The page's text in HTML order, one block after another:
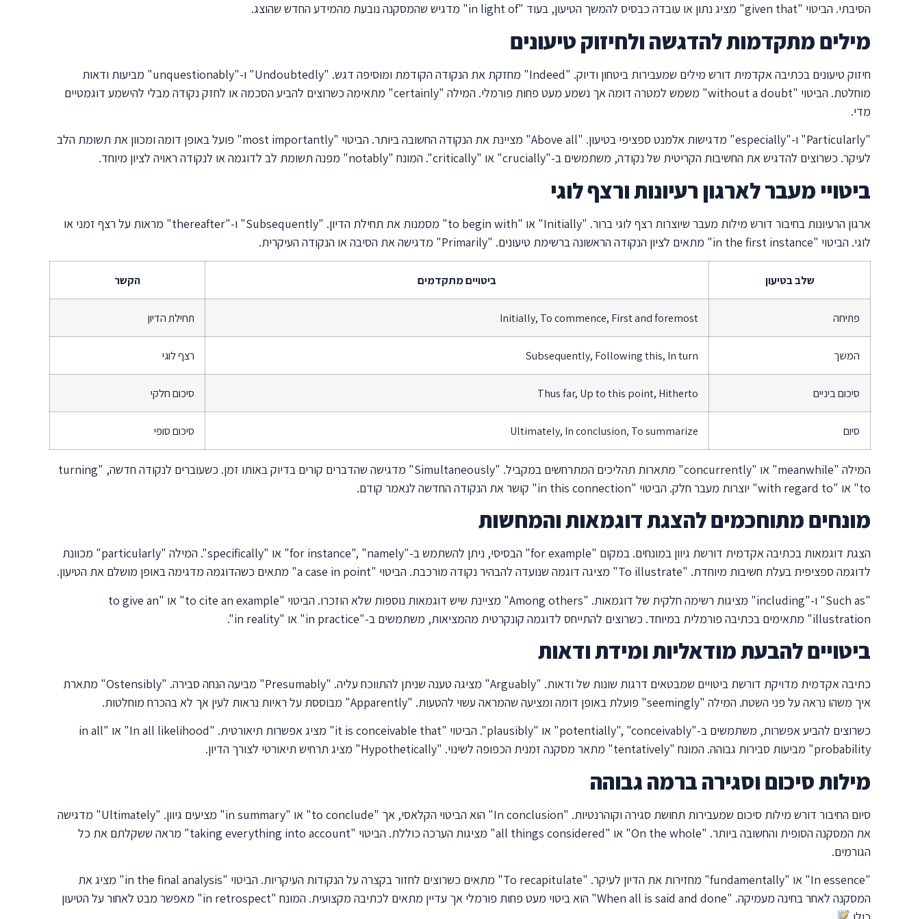
הסיבתי. הביטוי "given that" מציג נתון או עובדה כבסיס להמשך הטיעון, בעוד "in light of" מדגיש שהמסקנה נובעת מהמידע החדש שהוצג.
מילים מתקדמות להדגשה ולחיזוק טיעונים
חיזוק טיעונים בכתיבה אקדמית דורש מילים שמעבירות ביטחון ודיוק. "Indeed" מחזקת את הנקודה הקודמת ומוסיפה דגש. "Undoubtedly" ו-"unquestionably" מביעות ודאות
מוחלטת. הביטוי "without a doubt" משמש למטרה דומה אך נשמע מעט פחות פורמלי. המילה "certainly" מתאימה כשרוצים להביע הסכמה או לחזק נקודה מבלי להישמע דוגמטיים
מדי.
"Particularly" ו-"especially" מדגישות אלמנט ספציפי בטיעון. "Above all" מציינת את הנקודה החשובה ביותר. הביטוי "most importantly" פועל באופן דומה ומכוון את תשומת הלב
לעיקר. כשרוצים להדגיש את החשיבות הקריטית של נקודה, משתמשים ב-"crucially" או "critically". המונח "notably" מפנה תשומת לב לדוגמה או לנקודה ראויה לציון מיוחד.
ביטויי מעבר לארגון רעיונות ורצף לוגי
ארגון הרעיונות בחיבור דורש מילות מעבר שיוצרות רצף לוגי ברור. "Initially" או "to begin with" מסמנות את תחילת הדיון. "Subsequently" ו-"thereafter" מראות על רצף זמני או
לוגי. הביטוי "in the first instance" מתאים לציון הנקודה הראשונה ברשימת טיעונים. "Primarily" מדגישה את הסיבה או הנקודה העיקרית.
שלב בטיעון ביטויים מתקדמים הקשר
פתיחה Initially, To commence, First and foremost תחילת הדיון
המשך Subsequently, Following this, In turn רצף לוגי
סיכום ביניים Thus far, Up to this point, Hitherto סיכום חלקי
סיום Ultimately, In conclusion, To summarize סיכום סופי
המילה "meanwhile" או "concurrently" מתארות תהליכים המתרחשים במקביל. "Simultaneously" מדגישה שהדברים קורים בדיוק באותו זמן. כשעוברים לנקודה חדשה, "turning
to" או "with regard to" יוצרות מעבר חלק. הביטוי "in this connection" קושר את הנקודה החדשה לנאמר קודם.
מונחים מתוחכמים להצגת דוגמאות והמחשות
הצגת דוגמאות בכתיבה אקדמית דורשת גיוון במונחים. במקום "for example" הבסיסי, ניתן להשתמש ב-"for instance", "namely" או "specifically". המילה "particularly" מכוונת
לדוגמה ספציפית בעלת חשיבות מיוחדת. "To illustrate" מציגה דוגמה שנועדה להבהיר נקודה מורכבת. הביטוי "a case in point" מתאים כשהדוגמה מדגימה באופן מושלם את הטיעון.
"Such as" ו-"including" מציגות רשימה חלקית של דוגמאות. "Among others" מציינת שיש דוגמאות נוספות שלא הוזכרו. הביטוי "to cite an example" או "to give an
illustration" מתאימים בכתיבה פורמלית במיוחד. כשרוצים להתייחס לדוגמה קונקרטית מהמציאות, משתמשים ב-"in practice" או "in reality".
ביטויים להבעת מודאליות ומידת ודאות
כתיבה אקדמית מדויקת דורשת ביטויים שמבטאים דרגות שונות של ודאות. "Arguably" מציגה טענה שניתן להתווכח עליה. "Presumably" מביעה הנחה סבירה. "Ostensibly" מתארת
איך משהו נראה על פני השטח. המילה "seemingly" פועלת באופן דומה ומציעה שהמראה עשוי להטעות. "Apparently" מבוססת על ראיות נראות לעין אך לא בהכרח מוחלטות.
כשרוצים להביע אפשרות, משתמשים ב-"potentially", "conceivably" או "plausibly". הביטוי "it is conceivable that" מציג אפשרות תיאורטית. "In all likelihood" או "in all
probability" מביעות סבירות גבוהה. המונח "tentatively" מתאר מסקנה זמנית הכפופה לשינוי. "Hypothetically" מציג תרחיש תיאורטי לצורך הדיון.
מילות סיכום וסגירה ברמה גבוהה
סיום החיבור דורש מילות סיכום שמעבירות תחושת סגירה וקוהרנטיות. "In conclusion" הוא הביטוי הקלאסי, אך "to conclude" או "in summary" מציעים גיוון. "Ultimately" מדגישה
את המסקנה הסופית והחשובה ביותר. "On the whole" או "all things considered" מציגות הערכה כוללת. הביטוי "taking everything into account" מראה ששקלתם את כל
הגורמים.
"In essence" או "fundamentally" מחזירות את הדיון לעיקר. "To recapitulate" מתאים כשרוצים לחזור בקצרה על הנקודות העיקריות. הביטוי "in the final analysis" מציג את
המסקנה לאחר בחינה מעמיקה. "When all is said and done" הוא ביטוי מעט פחות פורמלי אך עדיין מתאים לכתיבה מקצועית. המונח "in retrospect" מאפשר מבט לאחור על הטיעון